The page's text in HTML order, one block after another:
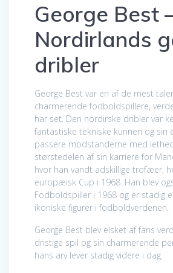
George Best
Nordirlands
dribler
George Best var en af de mest
charmerende fodboldspillere,
har set. Den nordirske dribler var
fantastiske tekniske kunnen og sin
passere modstanderne med
størstedelen af sin karriere for
hvor han vandt adskillige trofæer,
europæisk Cup i 1968. Han blev
Fodboldspiller i 1968 og er stadig
ikoniske figurer i fodboldverdenen.
George Best blev elsket af fans
dristige spil og sin charmerende
hans arv lever stadig videre i dag.